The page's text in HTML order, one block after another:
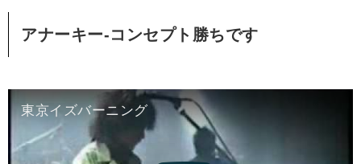
アナーキー-コンセプト勝ちです
東京イズバーニング